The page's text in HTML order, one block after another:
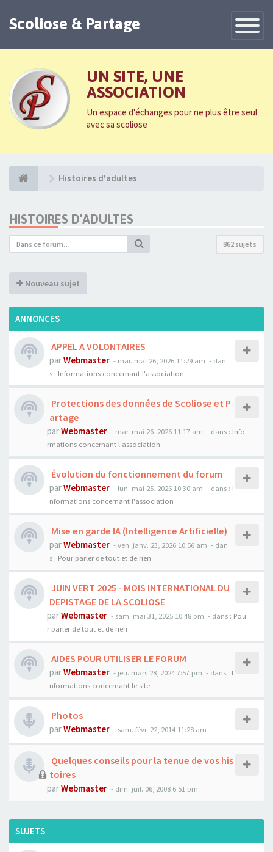
Toggle
Scoliose & Partage
UN SITE, UNE
ASSOCIATION
Un espace d'échanges pour ne plus être seul
avec sa scoliose
Histoires d'adultes
HISTOIRES D'ADULTES
862 sujets
Nouveau sujet
ANNONCES
APPEL A VOLONTAIRES
parWebmaster - mar. mai 26, 2026 11:29 am - dan
s : Informations concernant l'association
Protections des données de Scoliose et P
artage
parWebmaster - mar. mai 26, 2026 11:17 am - dans : Info
rmations concernant l'association
Évolution du fonctionnement du forum
parWebmaster - lun. mai 25, 2026 10:30 am - dans : I
nformations concernant l'association
Mise en garde IA (Intelligence Artificielle)
parWebmaster - ven. janv. 23, 2026 10:56 am - dan
s : Pour parler de tout et de rien
JUIN VERT 2025 - MOIS INTERNATIONAL DU
DEPISTAGE DE LA SCOLIOSE
parWebmaster - sam. mai 31, 2025 10:48 pm - dans : Pou
r parler de tout et de rien
AIDES POUR UTILISER LE FORUM
parWebmaster - jeu. mars 28, 2024 7:57 pm - dans : I
nformations concernant le site
Photos
parWebmaster - sam. févr. 22, 2014 11:28 am
Quelques conseils pour la tenue de vos his
toires
parWebmaster - dim. juil. 06, 2008 6:51 pm
SUJETS